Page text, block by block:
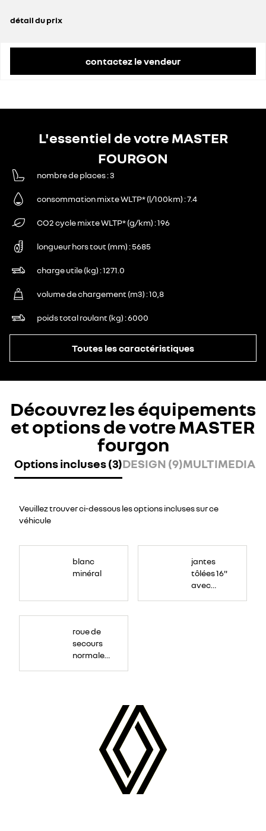
détail du prix
contactez le vendeur
L'essentiel de votre MASTER
FOURGON
nombre de places 3
consommation mixte WLTP* (l/100km) 7.4
CO2 cycle mixte WLTP* (g/km) 196
longueur hors tout (mm) 5685
charge utile (kg) 1271.0
volume de chargement (m3) 10,8
poids total roulant (kg) 6000
Toutes les caractéristiques
Découvrez les équipements
et options de votre MASTER
fourgon
Options incluses (3)DESIGN (9)MULTIMEDIA
Veuillez trouver ci-dessous les options incluses sur ce
véhicule
blanc
minéral
jantes
tôlées 16"
avec
roue de
secours
normale